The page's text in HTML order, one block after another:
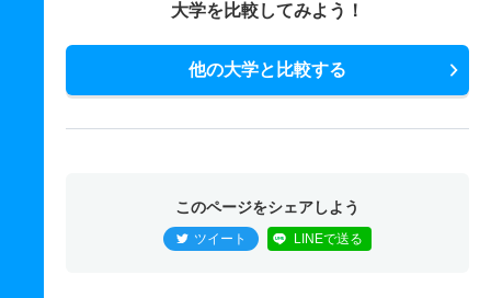
大学を比較してみよう！
他の大学と比較する
このページをシェアしよう
ツイート LINEで送る